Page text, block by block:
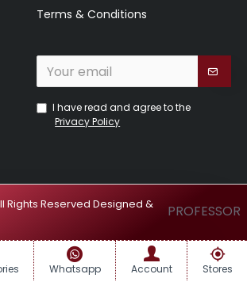
Terms & Conditions
I have read and agree to the
Privacy Policy
Rights Reserved Designed &
PROFESSOR
Whatsapp Account Stores